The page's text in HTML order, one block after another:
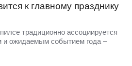
к главному празднику
традиционно ассоциируется
ожидаемым событием года –